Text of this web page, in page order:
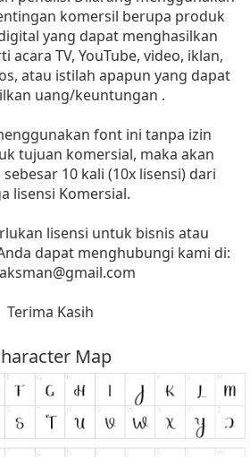
komersil berupa produk
yang dapat menghasilkan
acara TV, YouTube, video, iklan,
atau istilah apapun yang dapat
uang/keuntungan .
font ini tanpa izin
tujuan komersial, maka akan
10 kali (10x lisensi) dari
lisensi Komersial.
lisensi untuk bisnis atau
dapat menghubungi kami di:
Terima Kasih
Map